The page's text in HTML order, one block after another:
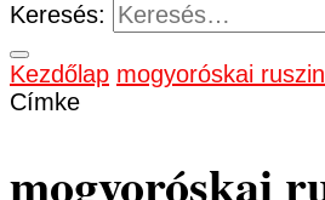
Keresés:
Kezdőlap mogyoróskai
Címke
mogyoróskai